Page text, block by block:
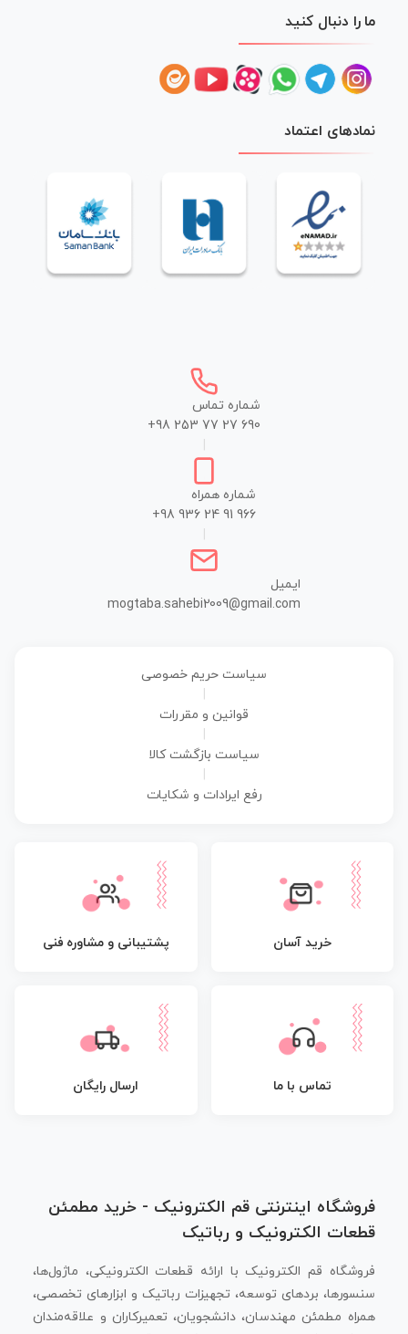
ما را دنبال کنید
نمادهای اعتماد
شماره تماس
+98 253 77 27 690
شماره همراه
+98 936 24 91 966
ایمیل
mogtaba.sahebi2009@gmail.com
سیاست حریم خصوصی
قوانین و مقررات
سیاست بازگشت کالا
رفع ایرادات و شکایات
خرید آسان پشتیبانی و مشاوره فنی
تماس با ما ارسال رایگان
فروشگاه اینترنتی قم الکترونیک - خرید مطمئن
قطعات الکترونیک و رباتیک
فروشگاه قم الکترونیک با ارائه قطعات الکترونیکی، ماژول‌ها،
سنسورها، بردهای توسعه، تجهیزات رباتیک و ابزارهای تخصصی،
همراه مطمئن مهندسان، دانشجویان، تعمیرکاران و علاقه‌مندان